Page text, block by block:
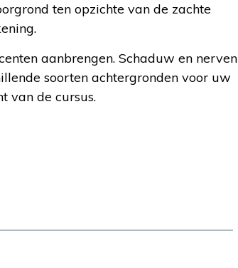
ten opzichte van de zachte
aanbrengen. Schaduw en nerven
soorten achtergronden voor uw
van de cursus.